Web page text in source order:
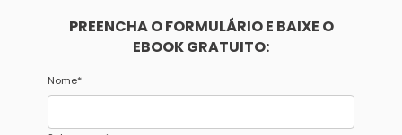
PREENCHA O FORMULÁRIO E BAIXE O
EBOOK GRATUITO:
Nome*